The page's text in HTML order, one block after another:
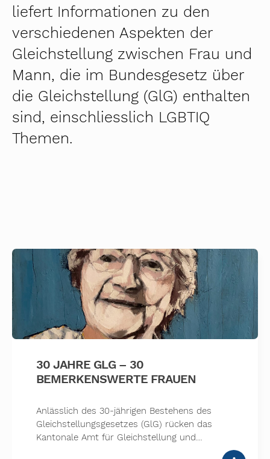
liefert Informationen zu den
verschiedenen Aspekten der
Gleichstellung zwischen Frau und
Mann, die im Bundesgesetz über
die Gleichstellung (GlG) enthalten
sind, einschliesslich LGBTIQ
Themen.
30 JAHRE GLG – 30
BEMERKENSWERTE FRAUEN
Anlässlich des 30-jährigen Bestehens des
Gleichstellungsgesetzes (GlG) rücken das
Kantonale Amt für Gleichstellung und…